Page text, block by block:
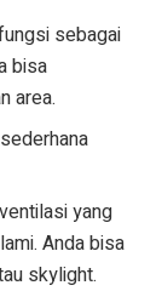
sebagai
bisa
area.
yang
Anda bisa
skylight.